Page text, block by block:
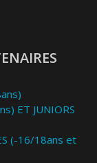
ET JUNIORS
(-16/18ans et